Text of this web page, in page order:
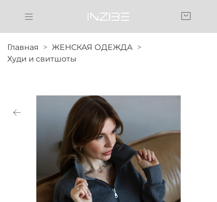
Главная
ЖЕНСКАЯ ОДЕЖДА
Худи и свитшоты